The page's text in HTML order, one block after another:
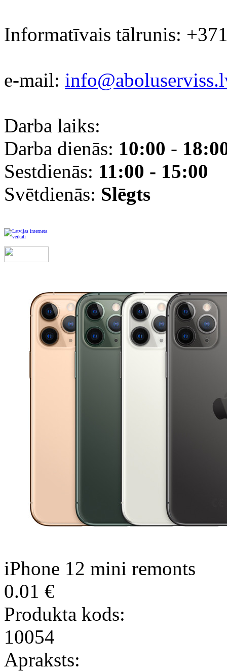
Informatīvais tālrunis:
e-mail:
Darba laiks:
Darba dienās: 10:00 -
Sestdienās: 11:00 - 15:00
Svētdienās: Slēgts
iPhone 12 mini remonts
0.01 €
Produkta kods:
10054
Apraksts: